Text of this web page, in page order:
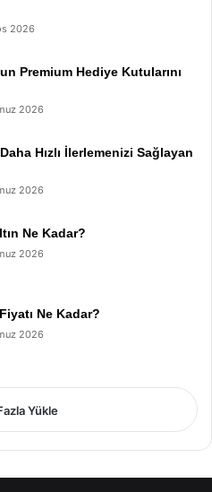
2026
Premium Hediye Kutularını
2026
Hızlı İlerlemenizi Sağlayan
2026
Ne Kadar?
2026
Ne Kadar?
2026
Yükle